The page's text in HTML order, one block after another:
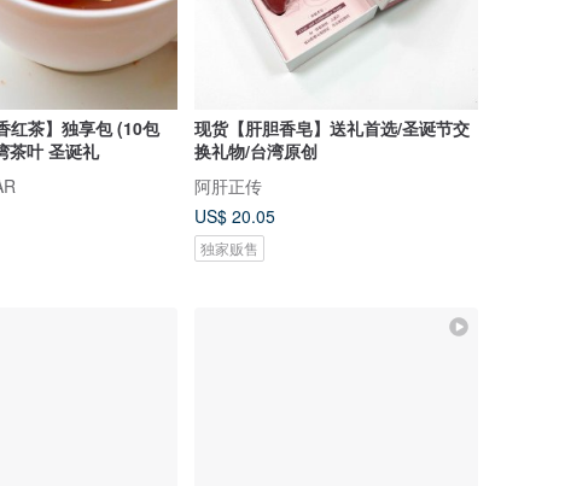
红茶】独享包 (10包
茶叶 圣诞礼
现货【肝胆香皂】送礼首选/圣诞节交
换礼物/台湾原创
阿肝正传
US$ 20.05
独家贩售